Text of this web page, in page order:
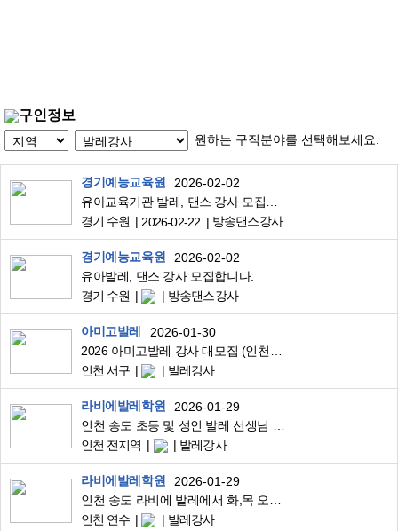
구인정보
원하는 구직분야를 선택해보세요.
경기예능교육원
2026-02-02
경기 수원
2026-02-22 방송댄스강사
경기예능교육원
2026-02-02
유아발레, 댄스 강사 모집합니다.
경기 수원
방송댄스강사
아미고발레
2026-01-30
인천 서구
발레강사
라비에발레학원
2026-01-29
인천 전지역
발레강사
라비에발레학원
2026-01-29
인천 연수
발레강사